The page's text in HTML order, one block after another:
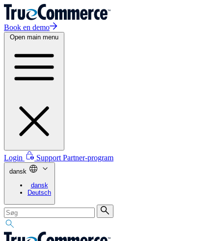
Book en demo
Open main menu
Login Support Partner-program
dansk
dansk
Deutsch